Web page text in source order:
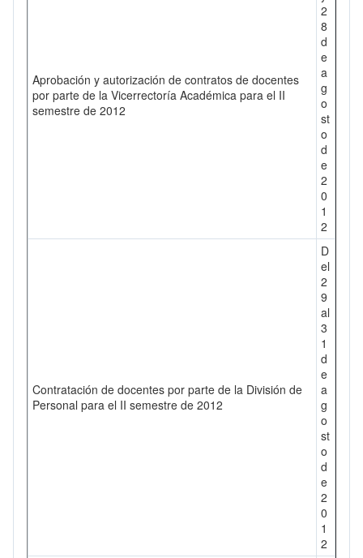
Aprobación y autorización de contratos de docentes
por parte de la Vicerrectoría Académica para el II
semestre de 2012
2
8
d
e
a
g
o
st
o
d
e
2
0
1
2
Contratación de docentes por parte de la División de
Personal para el II semestre de 2012
D
el
2
9
al
3
1
d
e
a
g
o
st
o
d
e
2
0
1
2